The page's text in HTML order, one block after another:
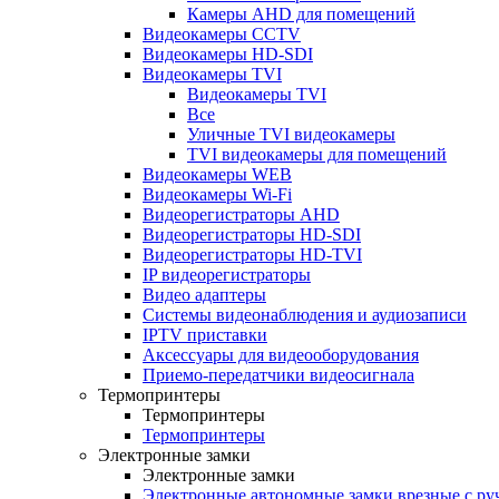
Камеры AHD для помещений
Видеокамеры CCTV
Видеокамеры HD-SDI
Видеокамеры TVI
Видеокамеры TVI
Все
Уличные TVI видеокамеры
TVI видеокамеры для помещений
Видеокамеры WEB
Видеокамеры Wi-Fi
Видеорегистраторы AHD
Видеорегистраторы HD-SDI
Видеорегистраторы HD-TVI
IP видеорегистраторы
Видео адаптеры
Системы видеонаблюдения и аудиозаписи
IPTV приставки
Аксессуары для видеооборудования
Приемо-передатчики видеосигнала
Термопринтеры
Термопринтеры
Термопринтеры
Электронные замки
Электронные замки
Электронные автономные замки врезные с